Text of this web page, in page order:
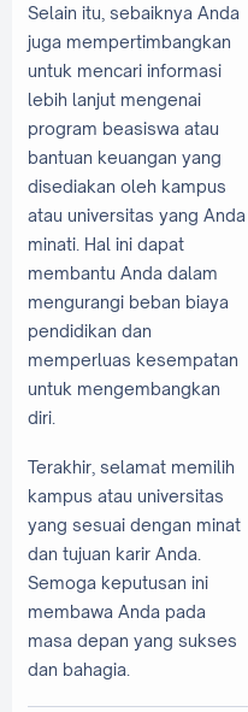
Selain itu, sebaiknya Anda
juga mempertimbangkan
untuk mencari informasi
lebih lanjut mengenai
program beasiswa atau
bantuan keuangan yang
disediakan oleh kampus
atau universitas yang Anda
minati. Hal ini dapat
membantu Anda dalam
mengurangi beban biaya
pendidikan dan
memperluas kesempatan
untuk mengembangkan
diri.
Terakhir, selamat memilih
kampus atau universitas
yang sesuai dengan minat
dan tujuan karir Anda.
Semoga keputusan ini
membawa Anda pada
masa depan yang sukses
dan bahagia.